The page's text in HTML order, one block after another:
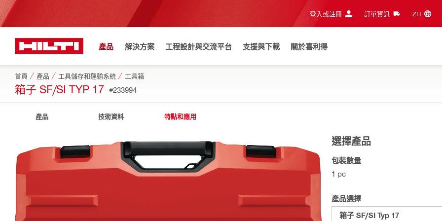
登入或註冊 訂單資訊 ZH‎
產品 解決方案 工程設計與交流平台 支援與下載 關於喜利得
首頁 產品 工具儲存和運輸系統 工具箱
箱子 SF/SI TYP 17 #233994
產品 技術資料 特點和應用
選擇產品
包裝數量
1 pc
產品選擇
箱子 SF/SI Typ 17